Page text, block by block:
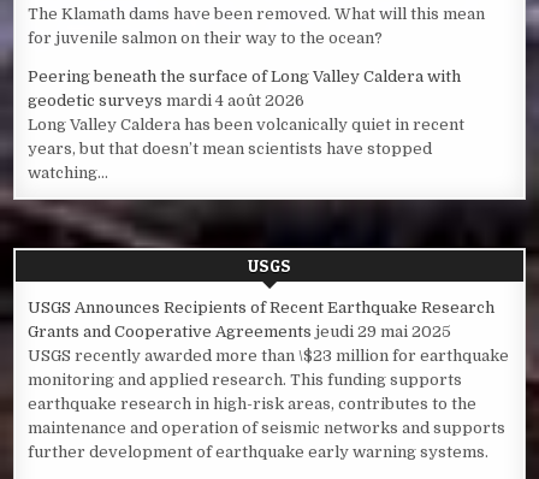
The Klamath dams have been removed. What will this mean
for juvenile salmon on their way to the ocean?
Peering beneath the surface of Long Valley Caldera with
geodetic surveys mardi 4 août 2026
Long Valley Caldera has been volcanically quiet in recent
years, but that doesn’t mean scientists have stopped
watching...
USGS
USGS Announces Recipients of Recent Earthquake Research
Grants and Cooperative Agreements jeudi 29 mai 2025
USGS recently awarded more than \$23 million for earthquake
monitoring and applied research. This funding supports
earthquake research in high-risk areas, contributes to the
maintenance and operation of seismic networks and supports
further development of earthquake early warning systems.